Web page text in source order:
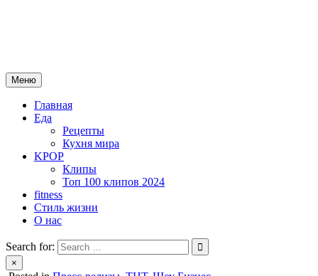
Меню
Главная
Еда
Рецепты
Кухня мира
KPOP
Клипы
Топ 100 клипов 2024
fitness
Стиль жизни
О нас
Search for:
×